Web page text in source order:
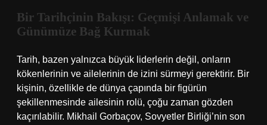
Bir Tarihçinin Bakışı: Geçmişi Anlamak ve
Günümüze Bağ Kurmak
Tarih, bazen yalnızca büyük liderlerin değil, onların
kökenlerinin ve ailelerinin de izini sürmeyi gerektirir. Bir
kişinin, özellikle de dünya çapında bir figürün
şekillenmesinde ailesinin rolü, çoğu zaman gözden
kaçırılabilir. Mikhail Gorbaçov, Sovyetler Birliği’nin son